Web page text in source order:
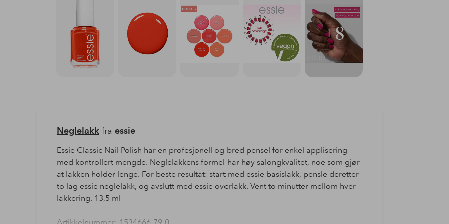
+8
Neglelakkfra essie
Essie Classic Nail Polish har en profesjonell og bred pensel for enkel applisering
med kontrollert mengde. Neglelakkens formel har høy salongkvalitet, noe som gjør
at lakken holder lenge. For beste resultat: start med essie basislakk, pensle deretter
to lag essie neglelakk, og avslutt med essie overlakk. Vent to minutter mellom hver
lakkering. 13,5 ml